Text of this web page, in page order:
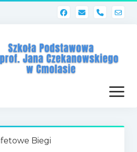
phone
otwórz
menu
Biegi